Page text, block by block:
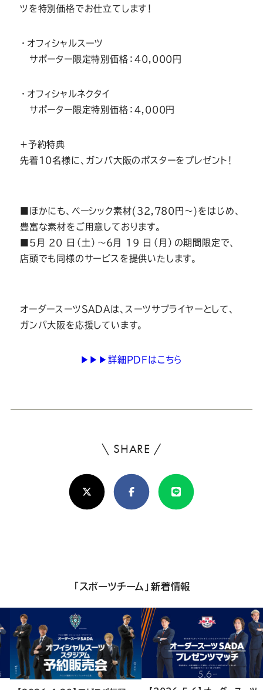
ツを特別価格でお仕立てします！
・オフィシャルスーツ
サポーター限定特別価格：40,000円
・オフィシャルネクタイ
サポーター限定特別価格：4,000円
＋予約特典
先着10名様に、ガンバ大阪のポスターをプレゼント！
■ほかにも、ベーシック素材(32,780円～)をはじめ、
豊富な素材をご用意しております。
■5月 20 日（土）～6月 19 日（月）の期間限定で、
店頭でも同様のサービスを提供いたします。
オーダースーツSADAは、スーツサプライヤーとして、
ガンバ大阪を応援しています。
▶▶▶詳細PDFはこちら
\ SHARE /
ろ
し
け
シ
ア
し
て
X(Twitter)FacebookLine
「スポーツチーム」新着情報